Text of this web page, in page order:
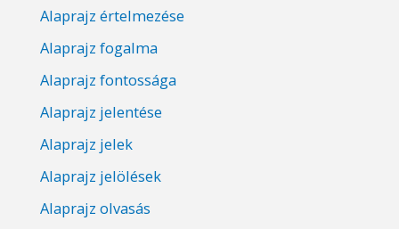
Alaprajz értelmezése
Alaprajz fogalma
Alaprajz fontossága
Alaprajz jelentése
Alaprajz jelek
Alaprajz jelölések
Alaprajz olvasás